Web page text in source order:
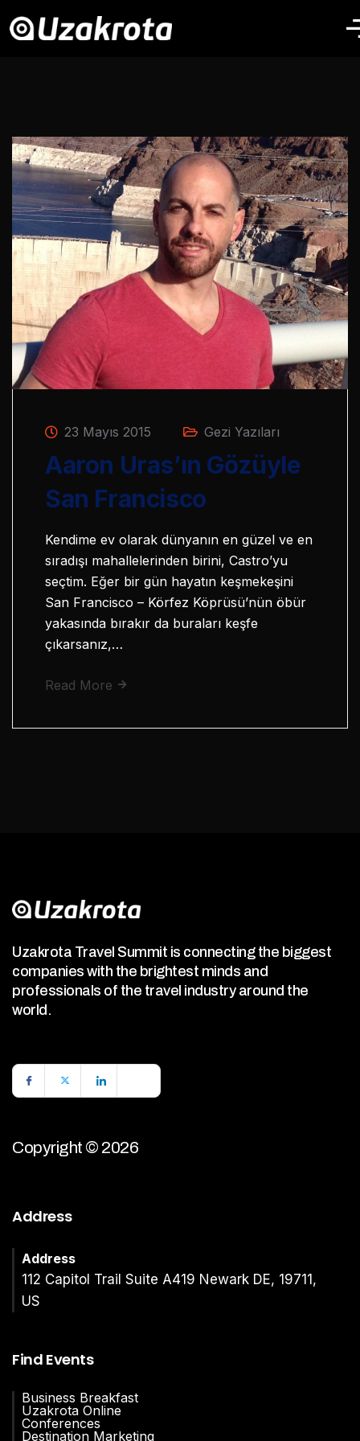
23 Mayıs 2015 Gezi Yazıları
Aaron Uras’ın Gözüyle
San Francisco
Kendime ev olarak dünyanın en güzel ve en
sıradışı mahallelerinden birini, Castro’yu
seçtim. Eğer bir gün hayatın keşmekeşini
San Francisco – Körfez Köprüsü’nün öbür
yakasında bırakır da buraları keşfe
çıkarsanız,…
Read More
Uzakrota Travel Summit is connecting the biggest
companies with the brightest minds and
professionals of the travel industry around the
world.
Copyright © 2026
Address
Address
112 Capitol Trail Suite A419 Newark DE, 19711,
US
Find Events
Business Breakfast
Uzakrota Online
Conferences
Destination Marketing